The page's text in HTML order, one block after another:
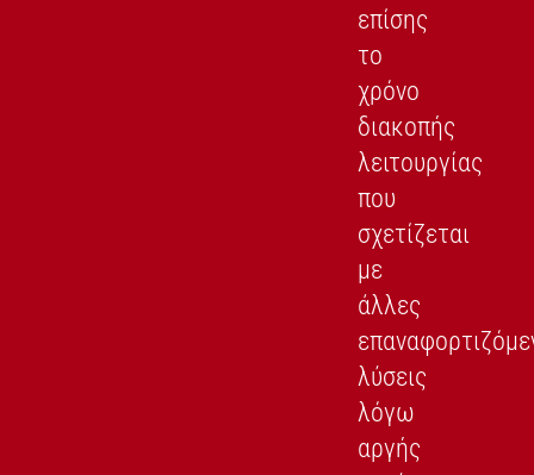
επίσης
το
χρόνο
διακοπής
λειτουργίας
που
σχετίζεται
με
άλλες
λύσεις
λόγω
αργής